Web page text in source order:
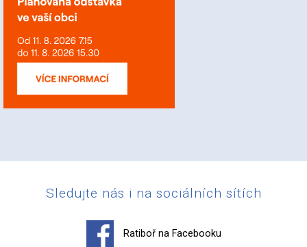
Sledujte nás i na sociálních sítích
Ratiboř na Facebooku